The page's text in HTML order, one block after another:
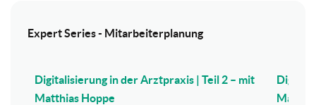
Expert Series - Mitarbeiterplanung
Digitalisierung in der Arztpraxis | Teil 2 – mit
Matthias Hoppe